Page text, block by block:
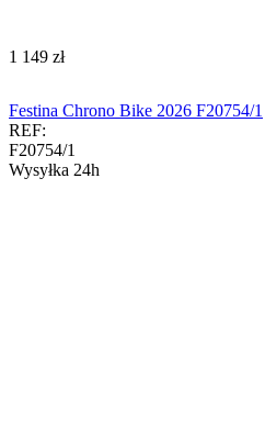
‍1 149‍ zł
Festina Chrono Bike 2026 F20754/1
REF:
F20754/1
Wysyłka 24h